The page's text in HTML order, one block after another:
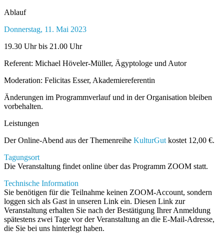
Ablauf
Donnerstag, 11. Mai 2023
19.30 Uhr bis 21.00 Uhr
Referent: Michael Höveler-Müller, Ägyptologe und Autor
Moderation: Felicitas Esser, Akademiereferentin
Änderungen im Programmverlauf und in der Organisation bleiben
vorbehalten.
Leistungen
Der Online-Abend aus der Themenreihe KulturGut kostet 12,00 €.
Tagungsort
Die Veranstaltung findet online über das Programm ZOOM statt.
Technische Information
Sie benötigen für die Teilnahme keinen ZOOM-Account, sondern
loggen sich als Gast in unseren Link ein. Diesen Link zur
Veranstaltung erhalten Sie nach der Bestätigung Ihrer Anmeldung
spätestens zwei Tage vor der Veranstaltung an die E-Mail-Adresse,
die Sie bei uns hinterlegt haben.